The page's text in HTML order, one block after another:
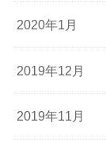
2020年1月
2019年12月
2019年11月